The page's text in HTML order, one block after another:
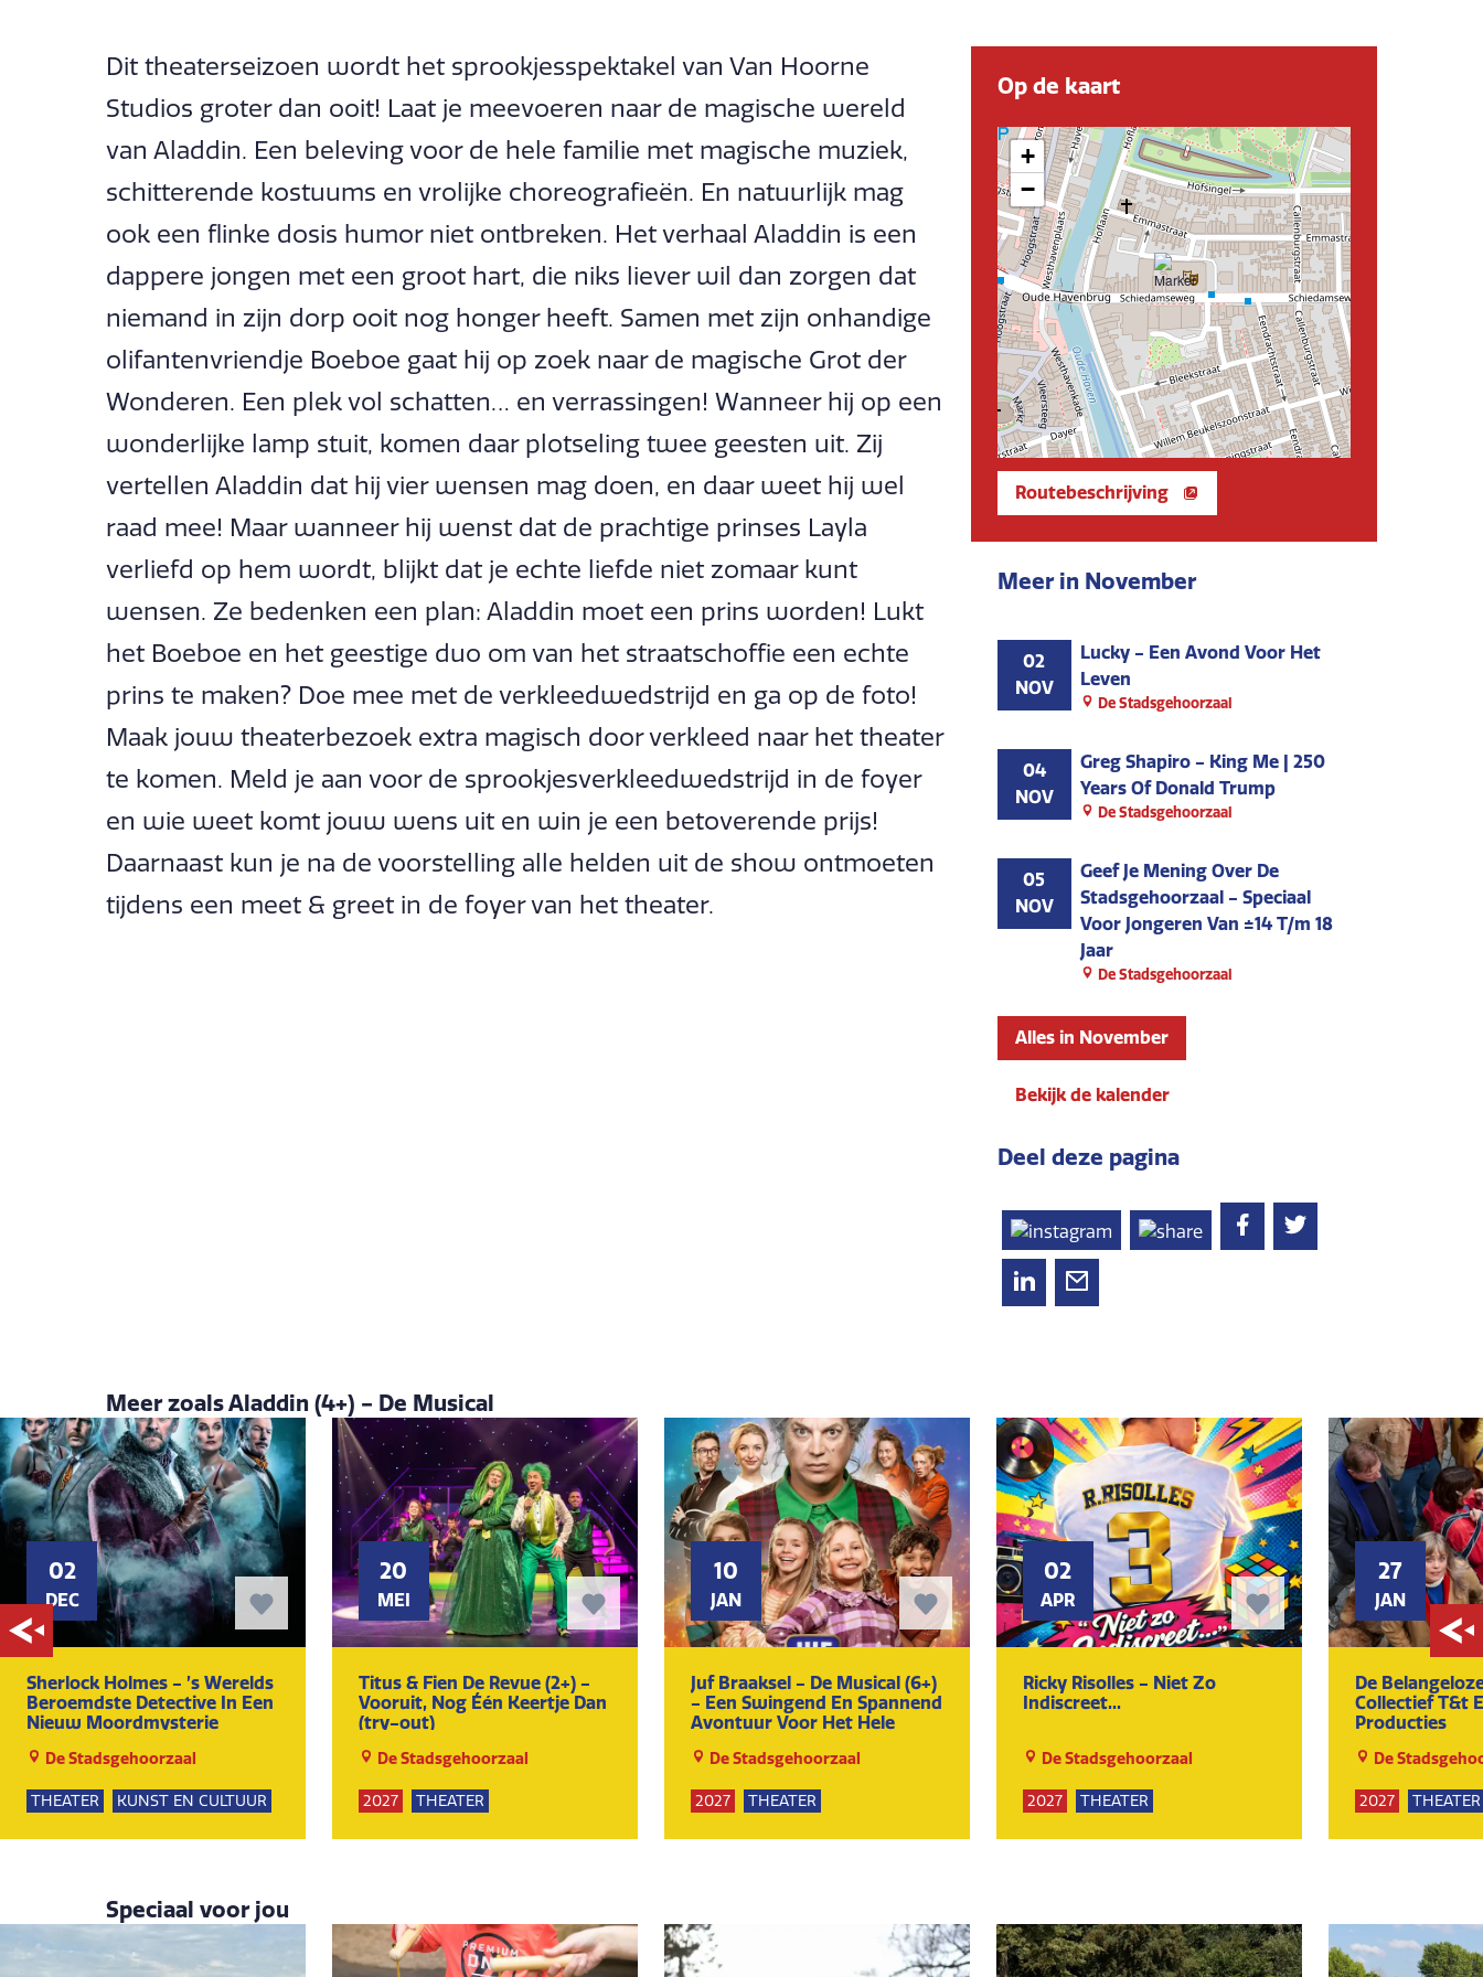
Dit theaterseizoen wordt het sprookjesspektakel van Van Hoorne
Studios groter dan ooit! Laat je meevoeren naar de magische wereld
van Aladdin. Een beleving voor de hele familie met magische muziek,
schitterende kostuums en vrolijke choreografieën. En natuurlijk mag
ook een flinke dosis humor niet ontbreken. Het verhaal Aladdin is een
dappere jongen met een groot hart, die niks liever wil dan zorgen dat
niemand in zijn dorp ooit nog honger heeft. Samen met zijn onhandige
olifantenvriendje Boeboe gaat hij op zoek naar de magische Grot der
Wonderen. Een plek vol schatten… en verrassingen! Wanneer hij op een
wonderlijke lamp stuit, komen daar plotseling twee geesten uit. Zij
vertellen Aladdin dat hij vier wensen mag doen, en daar weet hij wel
raad mee! Maar wanneer hij wenst dat de prachtige prinses Layla
verliefd op hem wordt, blijkt dat je echte liefde niet zomaar kunt
wensen. Ze bedenken een plan: Aladdin moet een prins worden! Lukt
het Boeboe en het geestige duo om van het straatschoffie een echte
prins te maken? Doe mee met de verkleedwedstrijd en ga op de foto!
Maak jouw theaterbezoek extra magisch door verkleed naar het theater
te komen. Meld je aan voor de sprookjesverkleedwedstrijd in de foyer
en wie weet komt jouw wens uit en win je een betoverende prijs!
Daarnaast kun je na de voorstelling alle helden uit de show ontmoeten
tijdens een meet & greet in de foyer van het theater.
Op de kaart
+
−
Routebeschrijving
Meer in November
02
NOV
Lucky - Een Avond Voor Het
Leven
De Stadsgehoorzaal
04
NOV
Greg Shapiro - King Me | 250
Years Of Donald Trump
De Stadsgehoorzaal
05
NOV
Geef Je Mening Over De
Stadsgehoorzaal - Speciaal
Voor Jongeren Van ±14 T/m 18
Jaar
De Stadsgehoorzaal
Alles in November
Bekijk de kalender
Deel deze pagina
Meer zoals Aladdin (4+) - De Musical
02
DEC
Sherlock Holmes - ’s Werelds
Beroemdste Detective In Een
Nieuw Moordmysterie
De Stadsgehoorzaal
THEATER KUNST EN CULTUUR
20
MEI
Titus & Fien De Revue (2+) -
Vooruit, Nog Één Keertje Dan
(try-out)
De Stadsgehoorzaal
2027
THEATER
KUNST EN CULTUUR
10
JAN
Juf Braaksel - De Musical (6+)
- Een Swingend En Spannend
Avontuur Voor Het Hele
De Stadsgehoorzaal
2027
THEATER
KUNST EN CULTUUR
02
APR
Ricky Risolles - Niet Zo
Indiscreet...
De Stadsgehoorzaal
2027
THEATER
KUNST EN CULTUUR
27
JAN
De
Collectief T&t
Producties
De
2027
THEATER
KUNST EN
Speciaal voor jou